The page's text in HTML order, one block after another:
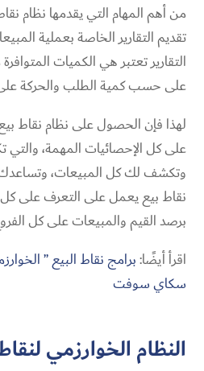
من أهم المهام التي يقدمها نظام
تقديم التقارير الخاصة بعملية
التقارير تعتبر هي الكميات
على حسب كمية الطلب والحركة
لهذا فإن الحصول على نظام نقاط
على كل الإحصائيات المهمة،
وتكشف لك كل المبيعات،
نقاط بيع يعمل على التعرف على كل
برصد القيم والمبيعات على كل
اقرأ أيضًا:
سكاي سوفت
النظام الخوارزمي